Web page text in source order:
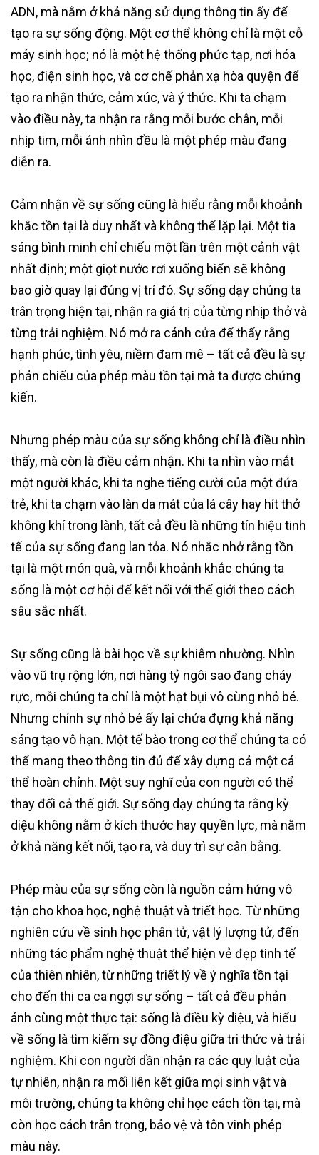
ADN, mà nằm ở khả năng sử dụng thông tin ấy để
tạo ra sự sống động. Một cơ thể không chỉ là một cỗ
máy sinh học; nó là một hệ thống phức tạp, nơi hóa
học, điện sinh học, và cơ chế phản xạ hòa quyện để
tạo ra nhận thức, cảm xúc, và ý thức. Khi ta chạm
vào điều này, ta nhận ra rằng mỗi bước chân, mỗi
nhịp tim, mỗi ánh nhìn đều là một phép màu đang
diễn ra.
Cảm nhận về sự sống cũng là hiểu rằng mỗi khoảnh
khắc tồn tại là duy nhất và không thể lặp lại. Một tia
sáng bình minh chỉ chiếu một lần trên một cảnh vật
nhất định; một giọt nước rơi xuống biển sẽ không
bao giờ quay lại đúng vị trí đó. Sự sống dạy chúng ta
trân trọng hiện tại, nhận ra giá trị của từng nhịp thở và
từng trải nghiệm. Nó mở ra cánh cửa để thấy rằng
hạnh phúc, tình yêu, niềm đam mê – tất cả đều là sự
phản chiếu của phép màu tồn tại mà ta được chứng
kiến.
Nhưng phép màu của sự sống không chỉ là điều nhìn
thấy, mà còn là điều cảm nhận. Khi ta nhìn vào mắt
một người khác, khi ta nghe tiếng cười của một đứa
trẻ, khi ta chạm vào làn da mát của lá cây hay hít thở
không khí trong lành, tất cả đều là những tín hiệu tinh
tế của sự sống đang lan tỏa. Nó nhắc nhở rằng tồn
tại là một món quà, và mỗi khoảnh khắc chúng ta
sống là một cơ hội để kết nối với thế giới theo cách
sâu sắc nhất.
Sự sống cũng là bài học về sự khiêm nhường. Nhìn
vào vũ trụ rộng lớn, nơi hàng tỷ ngôi sao đang cháy
rực, mỗi chúng ta chỉ là một hạt bụi vô cùng nhỏ bé.
Nhưng chính sự nhỏ bé ấy lại chứa đựng khả năng
sáng tạo vô hạn. Một tế bào trong cơ thể chúng ta có
thể mang theo thông tin đủ để xây dựng cả một cá
thể hoàn chỉnh. Một suy nghĩ của con người có thể
thay đổi cả thế giới. Sự sống dạy chúng ta rằng kỳ
diệu không nằm ở kích thước hay quyền lực, mà nằm
ở khả năng kết nối, tạo ra, và duy trì sự cân bằng.
Phép màu của sự sống còn là nguồn cảm hứng vô
tận cho khoa học, nghệ thuật và triết học. Từ những
nghiên cứu về sinh học phân tử, vật lý lượng tử, đến
những tác phẩm nghệ thuật thể hiện vẻ đẹp tinh tế
của thiên nhiên, từ những triết lý về ý nghĩa tồn tại
cho đến thi ca ca ngợi sự sống – tất cả đều phản
ánh cùng một thực tại: sống là điều kỳ diệu, và hiểu
về sống là tìm kiếm sự đồng điệu giữa tri thức và trải
nghiệm. Khi con người dần nhận ra các quy luật của
tự nhiên, nhận ra mối liên kết giữa mọi sinh vật và
môi trường, chúng ta không chỉ học cách tồn tại, mà
còn học cách trân trọng, bảo vệ và tôn vinh phép
màu này.